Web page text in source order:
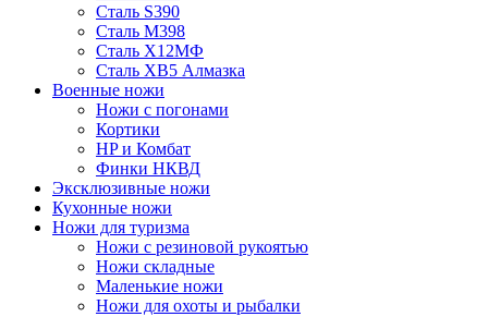
Сталь S390
Сталь M398
Сталь Х12МФ
Сталь ХВ5 Алмазка
Военные ножи
Ножи с погонами
Кортики
HP и Комбат
Финки НКВД
Эксклюзивные ножи
Кухонные ножи
Ножи для туризма
Ножи с резиновой рукоятью
Ножи складные
Маленькие ножи
Ножи для охоты и рыбалки